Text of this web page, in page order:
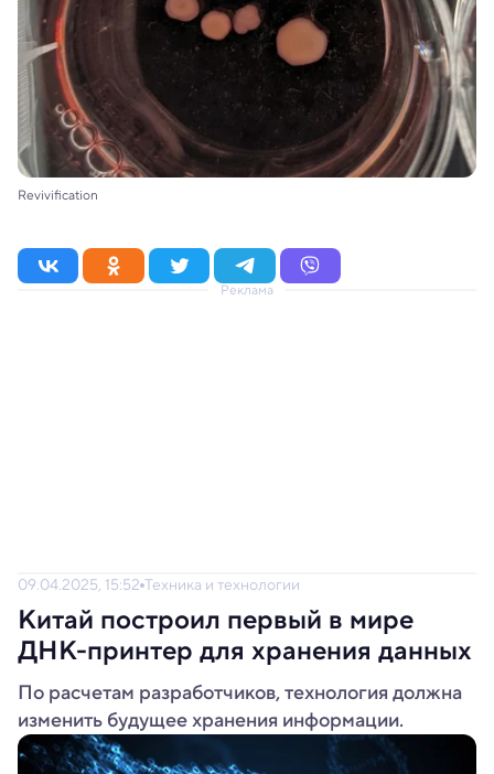
Revivification
Реклама
09.04.2025, 15:52 Техника и технологии
Китай построил первый в мире
ДНК-принтер для хранения данных
По расчетам разработчиков, технология должна
изменить будущее хранения информации.